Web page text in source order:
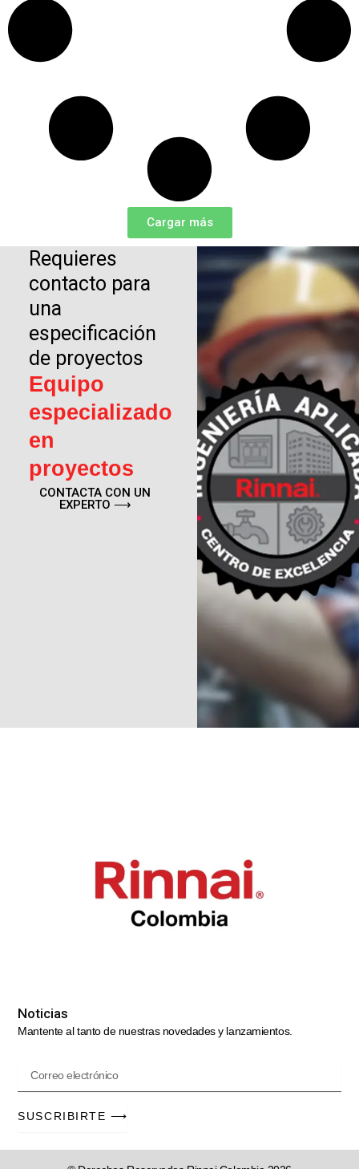
Cargar más
Requieres
contacto para
una
especificación
de proyectos
Equipo
especializado
en
proyectos
CONTACTA CON UN
EXPERTO ⟶
Noticias
Mantente al tanto de nuestras novedades y lanzamientos.
SUSCRIBIRTE ⟶